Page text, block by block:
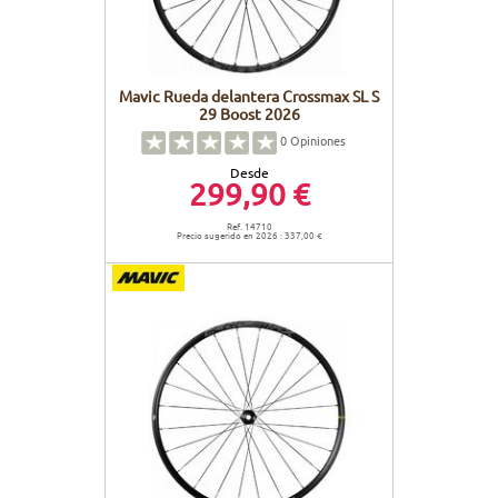
Mavic Rueda delantera Crossmax SL S
29 Boost 2026
0Opiniones
Desde
299,90 €
Ref. 14710
Precio sugerido en 2026 : 337,00 €